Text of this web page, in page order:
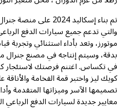
والتي تدعم جميع سيارات الدفع
موتورز، وتعد بأداء استثنائي وتجربة
بدقة، وسيتم إنتاجه في مصنع جنرال
كويك ليز واختبر قمة الفخامة
تصميمها الآسر وميزاتها المتقدمة
معايير جديدة لسيارات الدفع الرباعي